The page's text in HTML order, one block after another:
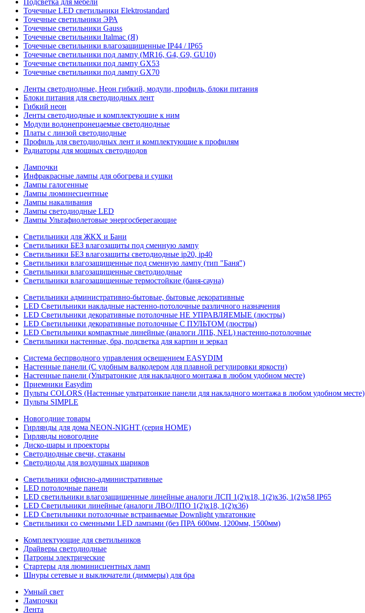
Подсветка для мебели
Точечные LED светильники Elektrostandard
Точечные светильники ЭРА
Точечные светильники Gauss
Точечные светильники Italmac (Я)
Точечные светильники влагозащищенные IP44 / IP65
Точечные светильники под лампу (MR16, G4, G9, GU10)
Точечные светильники под лампу GX53
Точечные светильники под лампу GX70
Ленты светодиодные, Неон гибкий, модули, профиль, блоки питания
Блоки питания для светодиодных лент
Гибкий неон
Ленты светодиодные и комплектующие к ним
Модули водонепронецаемые светодиодные
Платы с линзой светодиодные
Профиль для светодиодных лент и комплектующие к профилям
Радиаторы для мощных светодиодов
Лампочки
Инфракрасные лампы для обогрева и сушки
Лампы галогенные
Лампы люминесцентные
Лампы накаливания
Лампы светодиодные LED
Лампы Ультафиолетовые энергосберегающие
Светильники для ЖКХ и Бани
Светильники БЕЗ влагозащиты под сменную лампу
Светильники БЕЗ влагозащиты светодиодные ip20, ip40
Светильники влагозащищенные под сменную лампу (тип "Баня")
Светильники влагозащищенные светодиодные
Светильники влагозащищенные термостойкие (баня-сауна)
Светильники административно-бытовые, бытовые декоративные
LED Cветильники накладные настенно-потолочные различного назначения
LED Светильники декоративные потолочные НЕ УПРАВЛЯЕМЫЕ (люстры)
LED Светильники декоративные потолочные С ПУЛЬТОМ (люстры)
LED Светильники компактные линейные (аналоги ЛПБ, NEL) настенно-потолочные
Светильники настенные, бра, подсветка для картин и зеркал
Система беспрводного управления освещением EASYDIM
Настенные панели (С удобным валкодером для плавной регулировки яркости)
Настенные панели (Ультратонкие для накладного монтажа в любом удобном месте)
Приемники Easydim
Пульты COLORS (Настенные ультратонкие панели для накладного монтажа в любом удобном месте)
Пульты SIMPLE
Новогодние товары
Гирлянды для дома NEON-NIGHT (серия HOME)
Гирлянды новогодние
Диско-шары и проекторы
Светодиодные свечи, стаканы
Светодиоды для воздушных шариков
Светильники офисно-административные
LED потолочные панели
LED светильники влагозащищенные линейные аналоги ЛСП 1(2)х18, 1(2)х36, 1(2)х58 IP65
LED Светильники линейные (аналоги ЛВО/ЛПО 1(2)х18, 1(2)х36)
LED Светильники потолочные встраиваемые Downlight ультатонкие
Светильники со сменными LED лампами (без ПРА 600мм, 1200мм, 1500мм)
Комплектующие для светильников
Драйверы светодиодные
Патроны электрические
Стартеры для люминисцентных ламп
Шнуры сетевые и выключатели (диммеры) для бра
Умный свет
Лампочки
Лента